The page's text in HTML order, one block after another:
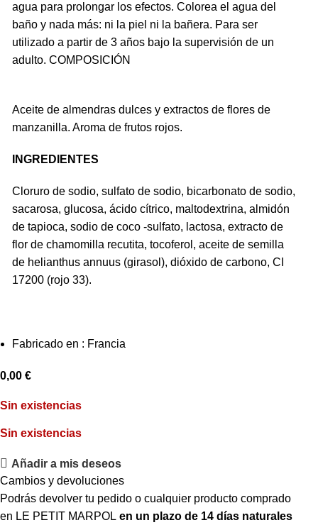
agua para prolongar los efectos. Colorea el agua del
baño y nada más: ni la piel ni la bañera. Para ser
utilizado a partir de 3 años bajo la supervisión de un
adulto. COMPOSICIÓN
Aceite de almendras dulces y extractos de flores de
manzanilla. Aroma de frutos rojos.
INGREDIENTES
Cloruro de sodio, sulfato de sodio, bicarbonato de sodio,
sacarosa, glucosa, ácido cítrico, maltodextrina, almidón
de tapioca, sodio de coco -sulfato, lactosa, extracto de
flor de chamomilla recutita, tocoferol, aceite de semilla
de helianthus annuus (girasol), dióxido de carbono, CI
17200 (rojo 33).
Fabricado en : Francia
0,00€
Sin existencias
Sin existencias
Añadir a mis deseos
Cambios y devoluciones
Podrás devolver tu pedido o cualquier producto comprado
en LE PETIT MARPOL en un plazo de 14 días naturales